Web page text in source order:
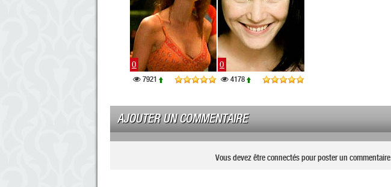
0
7921
0
4178
AJOUTER UN COMMENTAIRE
Vous devez être connectés pour poster un commentaire.